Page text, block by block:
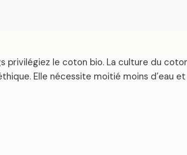
privilégiez le coton bio. La culture du
Elle nécessite moitié moins d’eau